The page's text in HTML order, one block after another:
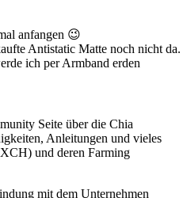
anfangen 😉
Antistatic Matte noch nicht da.
ich per Armband erden
Seite über die Chia
Anleitungen und vieles
und deren Farming
mit dem Unternehmen